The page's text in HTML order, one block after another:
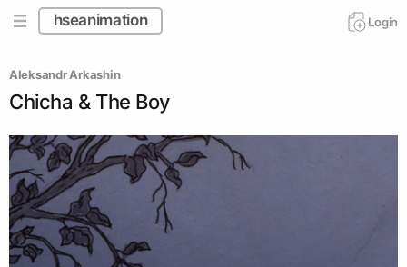
hseanimation Login
Aleksandr Arkashin
Chicha & The Boy